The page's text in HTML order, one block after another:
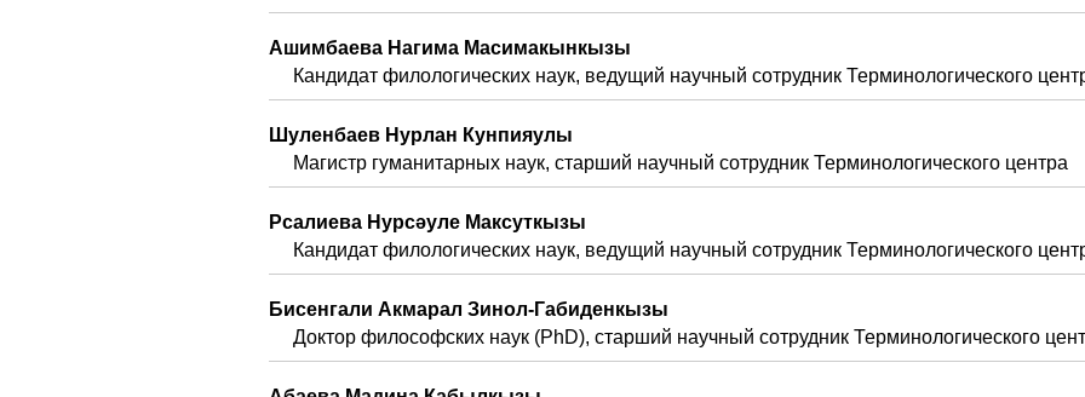
Ашимбаева Нагима Масимакынкызы
Кандидат филологических наук, ведущий научный сотрудник Терминологического
Шуленбаев Нурлан Кунпияулы
Магистр гуманитарных наук, старший научный сотрудник Терминологического центра
Рсалиева Нурсәуле Максуткызы
Кандидат филологических наук, ведущий научный сотрудник Терминологического
Бисенгали Акмарал Зинол-Габиденкызы
Доктор философских наук (PhD), старший научный сотрудник Терминологического